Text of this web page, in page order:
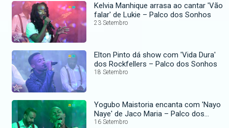
Kelvia Manhique arrasa ao cantar 'Vão
falar' de Lukie – Palco dos Sonhos
23 Setembro
Elton Pinto dá show com 'Vida Dura'
dos Rockfellers – Palco dos Sonhos
18 Setembro
Yogubo Maistoria encanta com 'Nayo
Naye' de Jaco Maria – Palco dos
Sonhos
16 Setembro